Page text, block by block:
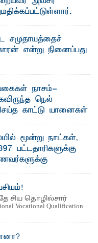
சமுதாயத்தைச்
என்று நினைப்பது
நாசம்-
நெல்
காட்டு யானைகள்
மூன்று நாட்கள்,
பட்டதாரிகளுக்கு
தென்கிழக்குப்
விழா ...
சிய தொழில்சார்
Qualification